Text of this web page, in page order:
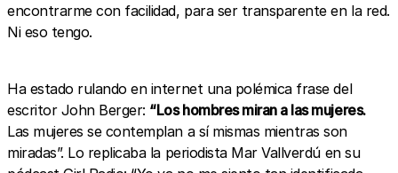
encontrarme con facilidad, para ser transparente en la red.
Ni eso tengo.
Ha estado rulando en internet una polémica frase del
escritor John Berger: “Los hombres miran a las mujeres.
Las mujeres se contemplan a sí mismas mientras son
miradas”. Lo replicaba la periodista Mar Vallverdú en su